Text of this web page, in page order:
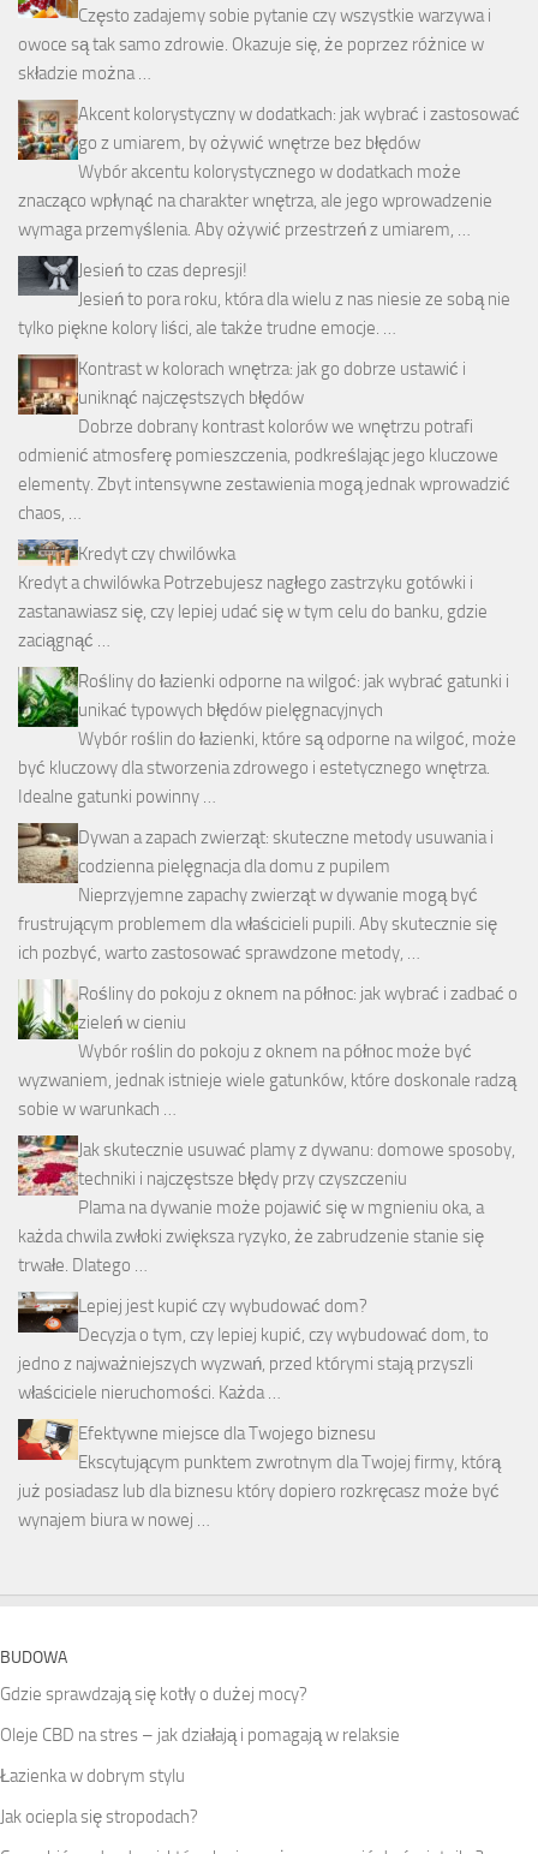
Często zadajemy sobie pytanie czy wszystkie warzywa i
owoce są tak samo zdrowie. Okazuje się, że poprzez różnice w
składzie można …
Akcent kolorystyczny w dodatkach: jak wybrać i zastosować
go z umiarem, by ożywić wnętrze bez błędów
Wybór akcentu kolorystycznego w dodatkach może
znacząco wpłynąć na charakter wnętrza, ale jego wprowadzenie
wymaga przemyślenia. Aby ożywić przestrzeń z umiarem, …
Jesień to czas depresji!
Jesień to pora roku, która dla wielu z nas niesie ze sobą nie
tylko piękne kolory liści, ale także trudne emocje. …
Kontrast w kolorach wnętrza: jak go dobrze ustawić i
uniknąć najczęstszych błędów
Dobrze dobrany kontrast kolorów we wnętrzu potrafi
odmienić atmosferę pomieszczenia, podkreślając jego kluczowe
elementy. Zbyt intensywne zestawienia mogą jednak wprowadzić
chaos, …
Kredyt czy chwilówka
Kredyt a chwilówka Potrzebujesz nagłego zastrzyku gotówki i
zastanawiasz się, czy lepiej udać się w tym celu do banku, gdzie
zaciągnąć …
Rośliny do łazienki odporne na wilgoć: jak wybrać gatunki i
unikać typowych błędów pielęgnacyjnych
Wybór roślin do łazienki, które są odporne na wilgoć, może
być kluczowy dla stworzenia zdrowego i estetycznego wnętrza.
Idealne gatunki powinny …
Dywan a zapach zwierząt: skuteczne metody usuwania i
codzienna pielęgnacja dla domu z pupilem
Nieprzyjemne zapachy zwierząt w dywanie mogą być
frustrującym problemem dla właścicieli pupili. Aby skutecznie się
ich pozbyć, warto zastosować sprawdzone metody, …
Rośliny do pokoju z oknem na północ: jak wybrać i zadbać o
zieleń w cieniu
Wybór roślin do pokoju z oknem na północ może być
wyzwaniem, jednak istnieje wiele gatunków, które doskonale radzą
sobie w warunkach …
Jak skutecznie usuwać plamy z dywanu: domowe sposoby,
techniki i najczęstsze błędy przy czyszczeniu
Plama na dywanie może pojawić się w mgnieniu oka, a
każda chwila zwłoki zwiększa ryzyko, że zabrudzenie stanie się
trwałe. Dlatego …
Lepiej jest kupić czy wybudować dom?
Decyzja o tym, czy lepiej kupić, czy wybudować dom, to
jedno z najważniejszych wyzwań, przed którymi stają przyszli
właściciele nieruchomości. Każda …
Efektywne miejsce dla Twojego biznesu
Ekscytującym punktem zwrotnym dla Twojej firmy, którą
już posiadasz lub dla biznesu który dopiero rozkręcasz może być
wynajem biura w nowej …
BUDOWA
Gdzie sprawdzają się kotły o dużej mocy?
Oleje CBD na stres – jak działają i pomagają w relaksie
Łazienka w dobrym stylu
Jak ociepla się stropodach?